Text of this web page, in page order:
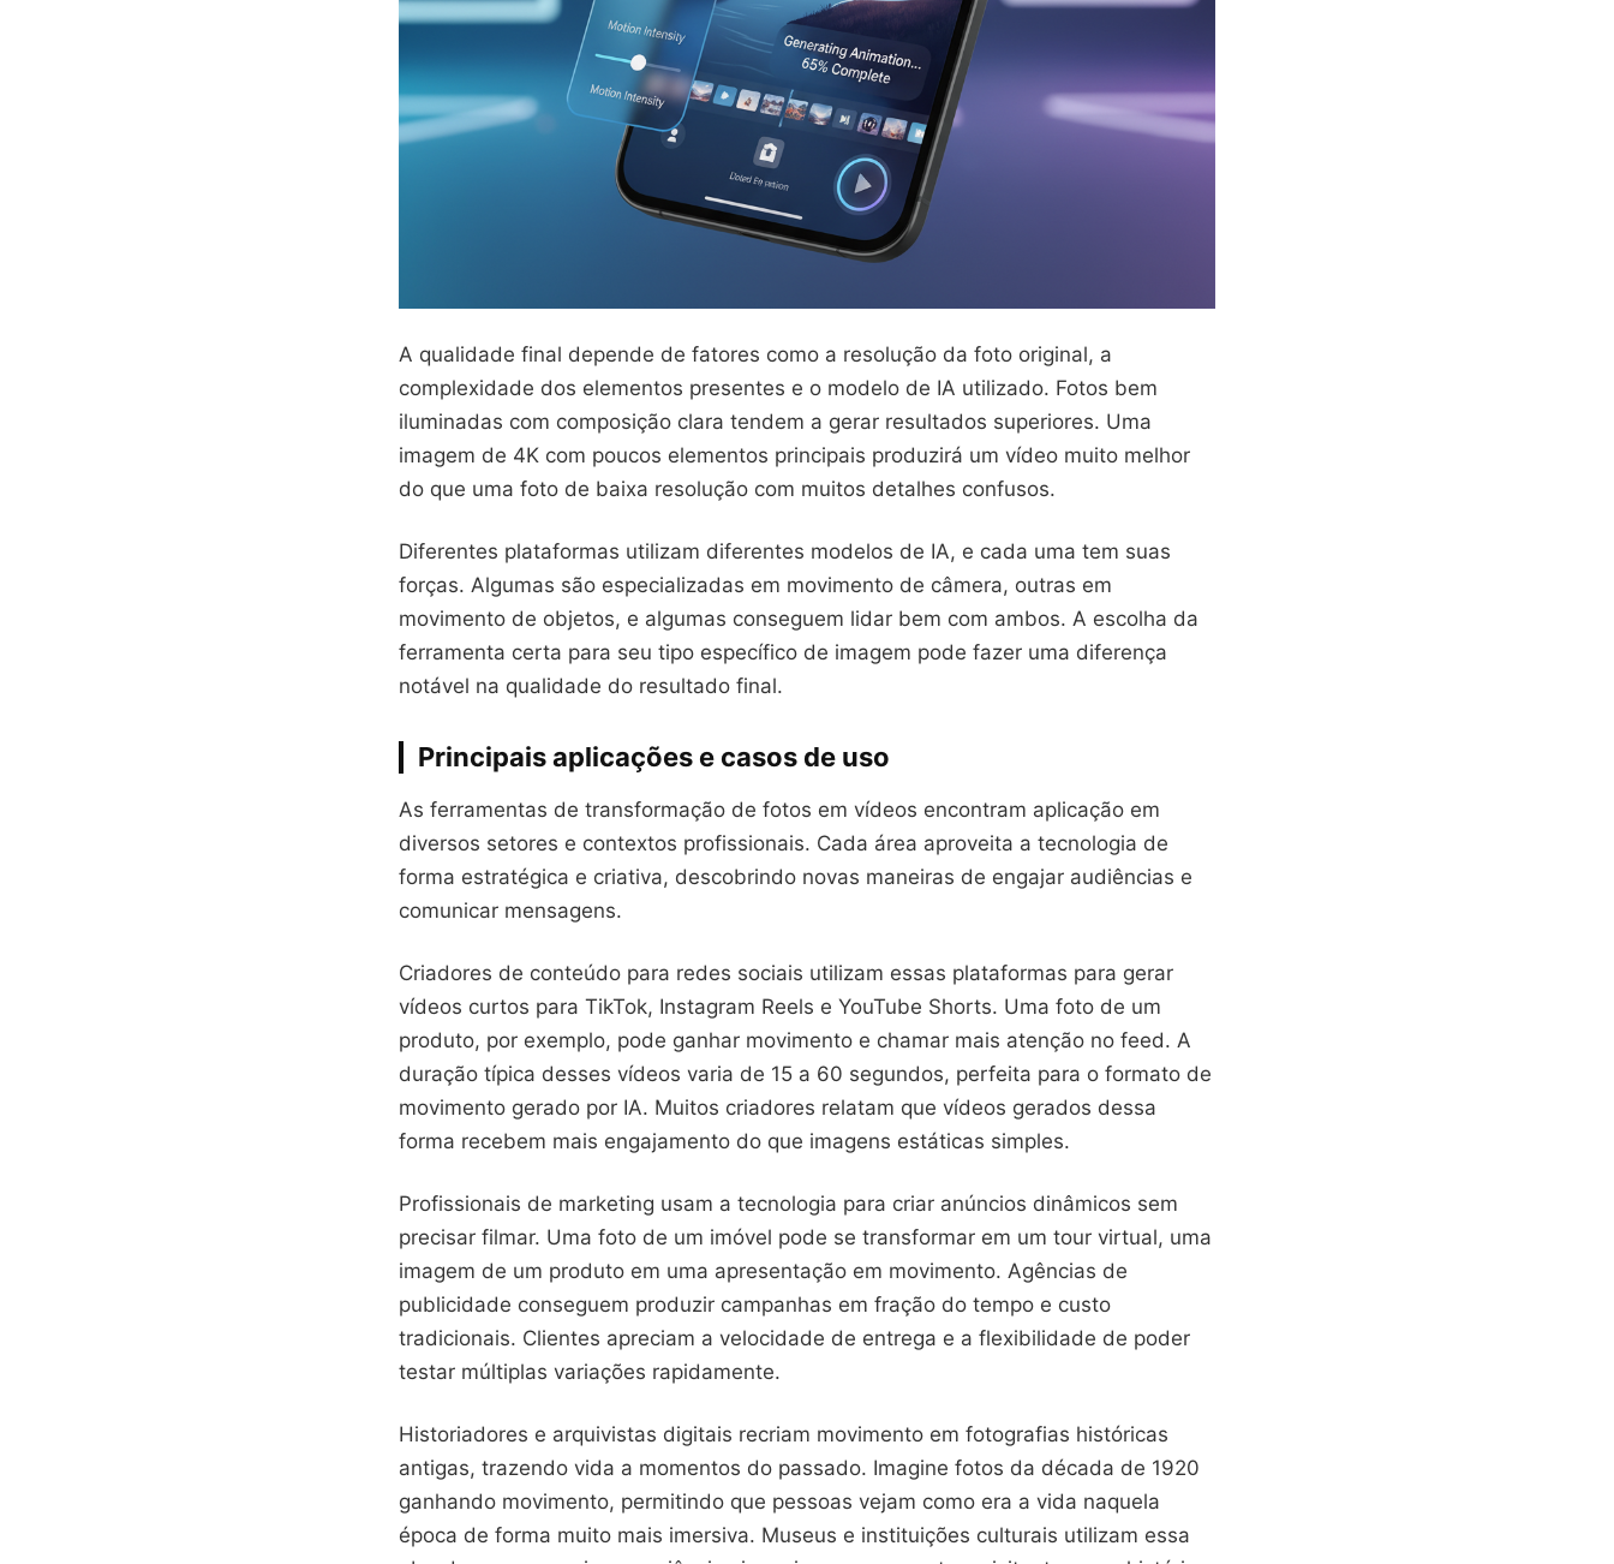
A qualidade final depende de fatores como a resolução da foto original, a
complexidade dos elementos presentes e o modelo de IA utilizado. Fotos bem
iluminadas com composição clara tendem a gerar resultados superiores. Uma
imagem de 4K com poucos elementos principais produzirá um vídeo muito melhor
do que uma foto de baixa resolução com muitos detalhes confusos.
Diferentes plataformas utilizam diferentes modelos de IA, e cada uma tem suas
forças. Algumas são especializadas em movimento de câmera, outras em
movimento de objetos, e algumas conseguem lidar bem com ambos. A escolha da
ferramenta certa para seu tipo específico de imagem pode fazer uma diferença
notável na qualidade do resultado final.
Principais aplicações e casos de uso
As ferramentas de transformação de fotos em vídeos encontram aplicação em
diversos setores e contextos profissionais. Cada área aproveita a tecnologia de
forma estratégica e criativa, descobrindo novas maneiras de engajar audiências e
comunicar mensagens.
Criadores de conteúdo para redes sociais utilizam essas plataformas para gerar
vídeos curtos para TikTok, Instagram Reels e YouTube Shorts. Uma foto de um
produto, por exemplo, pode ganhar movimento e chamar mais atenção no feed. A
duração típica desses vídeos varia de 15 a 60 segundos, perfeita para o formato de
movimento gerado por IA. Muitos criadores relatam que vídeos gerados dessa
forma recebem mais engajamento do que imagens estáticas simples.
Profissionais de marketing usam a tecnologia para criar anúncios dinâmicos sem
precisar filmar. Uma foto de um imóvel pode se transformar em um tour virtual, uma
imagem de um produto em uma apresentação em movimento. Agências de
publicidade conseguem produzir campanhas em fração do tempo e custo
tradicionais. Clientes apreciam a velocidade de entrega e a flexibilidade de poder
testar múltiplas variações rapidamente.
Historiadores e arquivistas digitais recriam movimento em fotografias históricas
antigas, trazendo vida a momentos do passado. Imagine fotos da década de 1920
ganhando movimento, permitindo que pessoas vejam como era a vida naquela
época de forma muito mais imersiva. Museus e instituições culturais utilizam essa